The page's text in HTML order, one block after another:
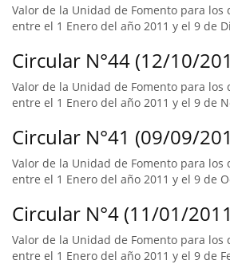
Valor de la Unidad de Fomento para los
entre el 1 Enero del año 2011 y el 9 de
Circular N°44 (12/10/
Valor de la Unidad de Fomento para los
entre el 1 Enero del año 2011 y el 9 de
Circular N°41 (09/09/
Valor de la Unidad de Fomento para los
entre el 1 Enero del año 2011 y el 9 de
Circular N°4 (11/01/
Valor de la Unidad de Fomento para los
entre el 1 Enero del año 2011 y el 9 de